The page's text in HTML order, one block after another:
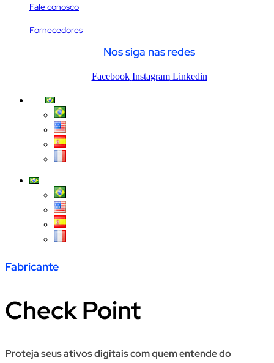
Fale conosco
Fornecedores
Nos siga nas redes
Facebook Instagram Linkedin
Fabricante
Check Point
Proteja seus ativos digitais com quem entende do